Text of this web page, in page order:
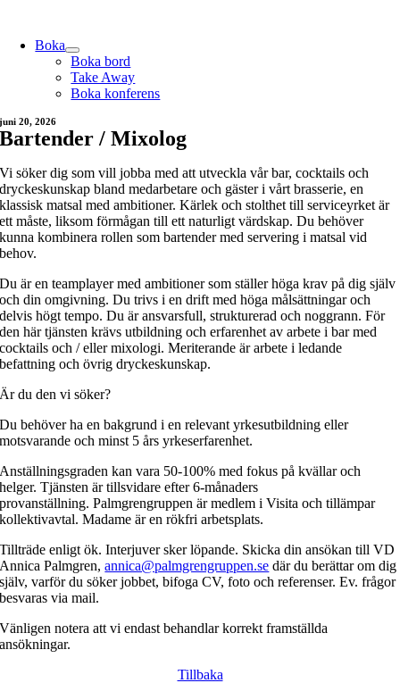
contentBoka
Boka bord
Take Away
Boka konferens
juni 20, 2026
Bartender / Mixolog
Vi söker dig som vill jobba med att utveckla vår bar, cocktails och
dryckeskunskap bland medarbetare och gäster i vårt brasserie, en
klassisk matsal med ambitioner. Kärlek och stolthet till serviceyrket är
ett måste, liksom förmågan till ett naturligt värdskap. Du behöver
kunna kombinera rollen som bartender med servering i matsal vid
behov.
Du är en teamplayer med ambitioner som ställer höga krav på dig själv
och din omgivning. Du trivs i en drift med höga målsättningar och
delvis högt tempo. Du är ansvarsfull, strukturerad och noggrann. För
den här tjänsten krävs utbildning och erfarenhet av arbete i bar med
cocktails och / eller mixologi. Meriterande är arbete i ledande
befattning och övrig dryckeskunskap.
Är du den vi söker?
Du behöver ha en bakgrund i en relevant yrkesutbildning eller
motsvarande och minst 5 års yrkeserfarenhet.
Anställningsgraden kan vara 50-100% med fokus på kvällar och
helger. Tjänsten är tillsvidare efter 6-månaders
provanställning. Palmgrengruppen är medlem i Visita och tillämpar
kollektivavtal. Madame är en rökfri arbetsplats.
Tillträde enligt ök. Interjuver sker löpande. Skicka din ansökan till VD
Annica Palmgren,annica@palmgrengruppen.se där du berättar om dig
själv, varför du söker jobbet, bifoga CV, foto och referenser. Ev. frågor
besvaras via mail.
Vänligen notera att vi endast behandlar korrekt framställda
ansökningar.
Tillbaka